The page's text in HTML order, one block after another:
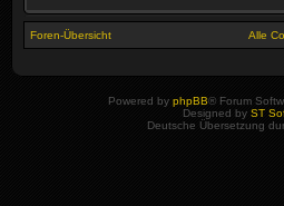
Foren-Übersicht Alle
Powered by phpBB® Forum
Designed by ST
Deutsche Übersetzung